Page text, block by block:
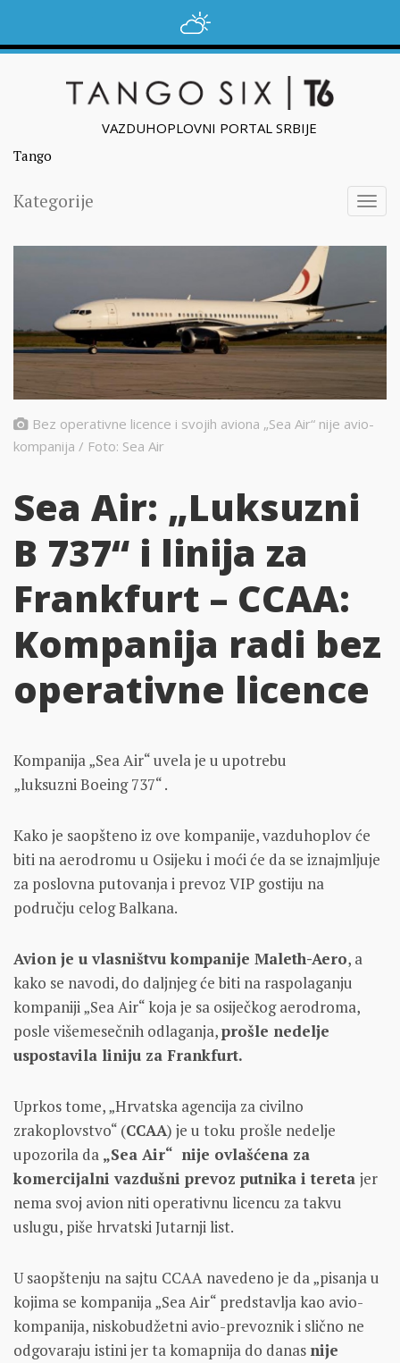
VAZDUHOPLOVNI PORTAL SRBIJE
Tango
Kategorije
Bez operativne licence i svojih aviona „Sea Air“ nije avio-
kompanija / Foto: Sea Air
Sea Air: „Luksuzni
B 737“ i linija za
Frankfurt – CCAA:
Kompanija radi bez
operativne licence
Kompanija „Sea Air“ uvela je u upotrebu
„luksuzni Boeing 737“ .
Kako je saopšteno iz ove kompanije, vazduhoplov će
biti na aerodromu u Osijeku i moći će da se iznajmljuje
za poslovna putovanja i prevoz VIP gostiju na
području celog Balkana.
Avion je u vlasništvu kompanije Maleth-Aero, a
kako se navodi, do daljnjeg će biti na raspolaganju
kompaniji „Sea Air“ koja je sa osiječkog aerodroma,
posle višemesečnih odlaganja,prošle nedelje
uspostavila liniju za Frankfurt.
Uprkos tome, „Hrvatska agencija za civilno
zrakoplovstvo“ (CCAA) je u toku prošle nedelje
upozorila da „Sea Air“ nije ovlašćena za
komercijalni vazdušni prevoz putnika i tereta jer
nema svoj avion niti operativnu licencu za takvu
uslugu, piše hrvatski Jutarnji list.
U saopštenju na sajtu CCAA navedeno je da „pisanja u
kojima se kompanija „Sea Air“ predstavlja kao avio-
kompanija, niskobudžetni avio-prevoznik i slično ne
odgovaraju istini jer ta komapnija do danas nije